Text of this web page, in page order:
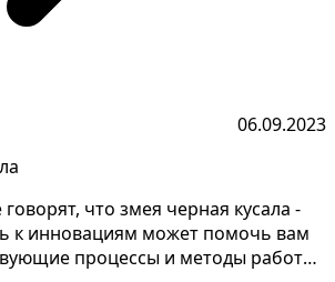
06.09.2023
что змея черная кусала -
к инновациям может помочь вам
процессы и методы работы,